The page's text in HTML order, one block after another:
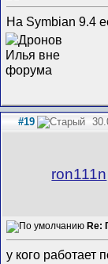
На Symbian 9.4
#19
ron111n
Re:
у кого работает